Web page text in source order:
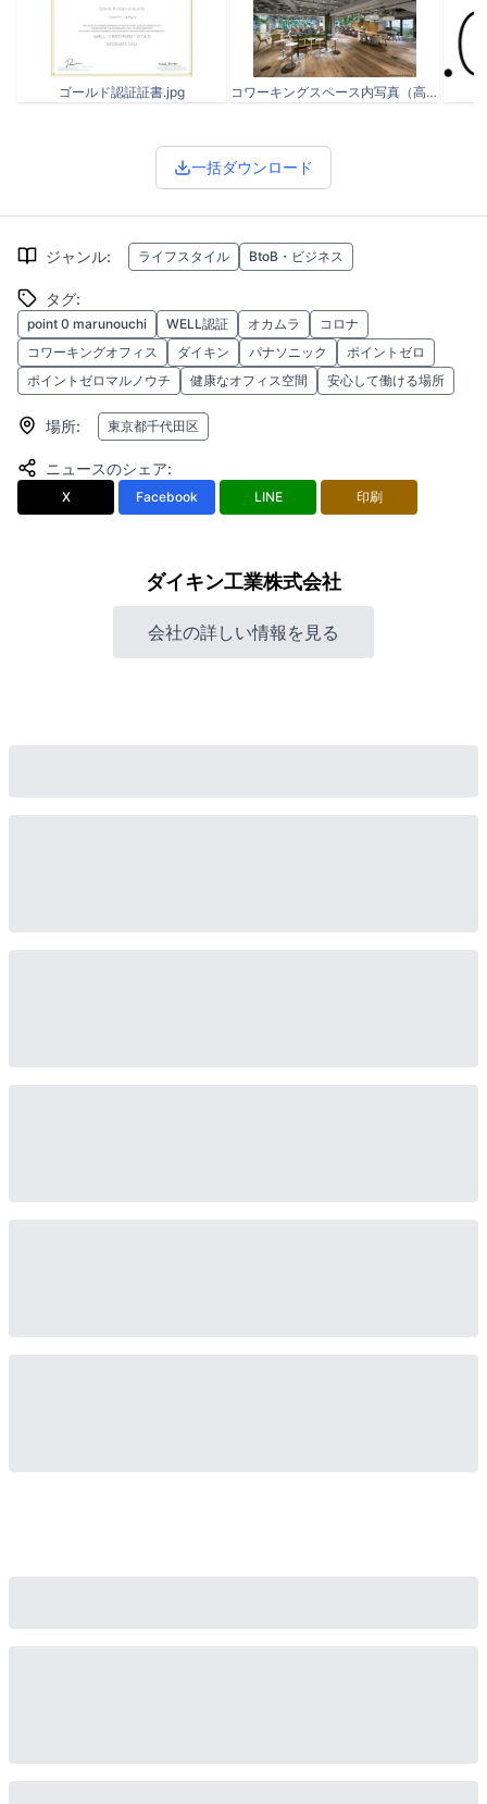
ゴールド認証証書.jpg コワーキングスペース内写真（高解像度）.jpg
一括ダウンロード
ジャンル: ライフスタイル BtoB・ビジネス
タグ:
point 0 marunouchi WELL認証 オカムラ
コロナ
コワーキングオフィス
ダイキン パナソニック
ポイントゼロ
ポイントゼロマルノウチ
健康なオフィス空間 安心して働ける場所
場所: 東京都千代田区
ニュースのシェア:
X Facebook LINE 印刷
ダイキン工業株式会社
会社の詳しい情報を見る